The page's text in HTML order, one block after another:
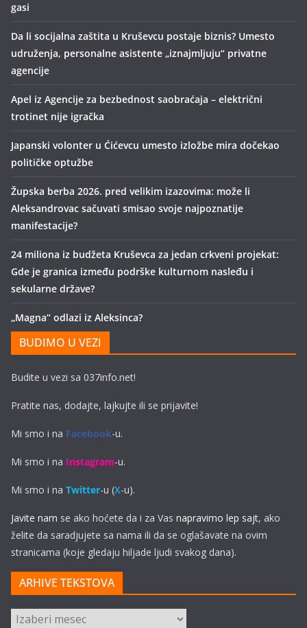
gasi
Da li socijalna zaštita u Kruševcu postaje biznis? Umesto
udruženja, personalne asistente „iznajmljuju“ privatne
agencije
Apel iz Agencije za bezbednost saobraćaja – električni
trotinet nije igračka
Japanski volonter u Ćićevcu umesto izložbe mira dočekao
političke optužbe
Župska berba 2026. pred velikim izazovima: može li
Aleksandrovac sačuvati smisao svoje najpoznatije
manifestacije?
24 miliona iz budžeta Kruševca za jedan crkveni projekat:
Gde je granica između podrške kulturnom nasleđu i
sekularne države?
„Magna“ odlazi iz Aleksinca?
BUDIMO U VEZI
Budite u vezi sa 037info.net!
Pratite nas, dodajte, lajkujte ili se prijavite!
Mi smo i na Facebook-u.
Mi smo i na Instagram-u.
Mi smo i na Twitter-u (X-u).
Javite nam se ako hoćete da i za Vas napravimo lep sajt, ako
želite da saradjujete sa nama ili da se oglašavate na ovim
stranicama (koje gledaju hiljade ljudi svakog dana).
ARHIVE TEKSTOVA
ARHIVE